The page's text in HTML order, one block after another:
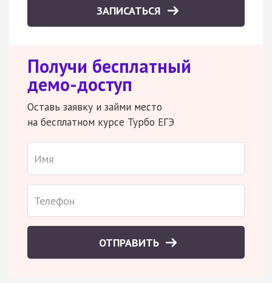
ЗАПИСАТЬСЯ
Получи бесплатный
демо-доступ
Оставь заявку и займи место
на бесплатном курсе Турбо ЕГЭ
ОТПРАВИТЬ